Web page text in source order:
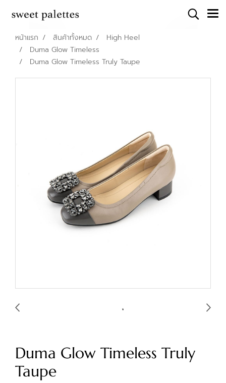
หน้าแรก สินค้าทั้งหมด
High Heel
Duma Glow Timeless
Duma Glow Timeless Truly Taupe
Duma Glow Timeless Truly
Taupe